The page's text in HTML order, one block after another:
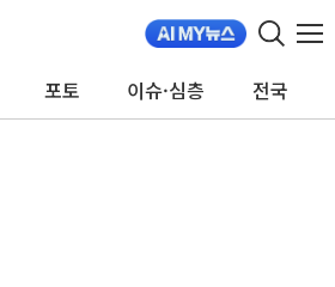
포토 이슈·심층 전국